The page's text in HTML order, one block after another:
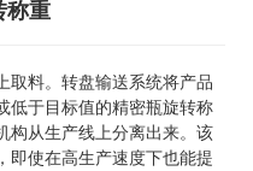
称重
取料。转盘输送系统将产品
低于目标值的精密瓶旋转称
构从生产线上分离出来。该
即使在高生产速度下也能提